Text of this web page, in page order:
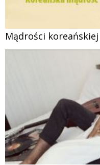
Mądrości